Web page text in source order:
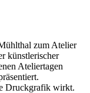
zum Atelier
künstlerischer
Ateliertagen
Druckgrafik wirkt.